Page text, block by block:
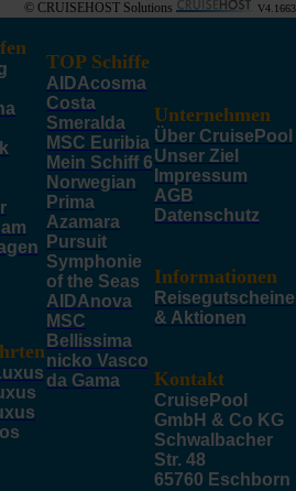
© CRUISEHOST Solutions V4.1663
TOP Schiffe
AIDAcosma
Costa
Smeralda
MSC Euribia
Mein Schiff 6
Norwegian
Prima
Azamara
Pursuit
Symphonie
of the Seas
AIDAnova
MSC
Bellissima
nicko Vasco
da Gama
Unternehmen
Über CruisePool
Unser Ziel
Impressum
AGB
Datenschutz
Informationen
Reisegutscheine
& Aktionen
Kontakt
CruisePool
GmbH & Co KG
Schwalbacher
Str. 48
65760 Eschborn